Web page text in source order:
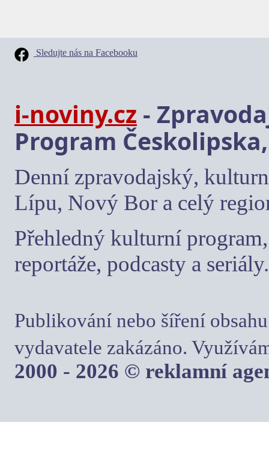
Sledujte nás na Facebooku
i-noviny.cz -
Program
Denní zpravodajský,
Lípu, Nový Bor a celý
Přehledný kulturní
reportáže, podcasty a seriály.
Publikování nebo šíření
vydavatele zakázáno.
2000 - 2026 © reklamní